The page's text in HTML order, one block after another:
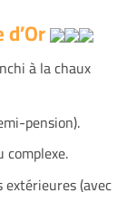
à la chaux
pension).
extérieures (avec